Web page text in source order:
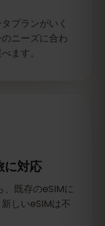
プランがいく
ニーズに合わ
ます。
に対応
、既存のeSIMに
しいeSIMは不